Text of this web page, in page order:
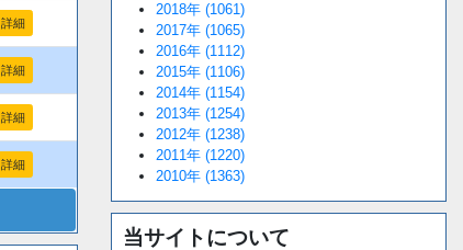
詳細
詳細
詳細
詳細
2018年 (1061)
2017年 (1065)
2016年 (1112)
2015年 (1106)
2014年 (1154)
2013年 (1254)
2012年 (1238)
2011年 (1220)
2010年 (1363)
当サイトについて